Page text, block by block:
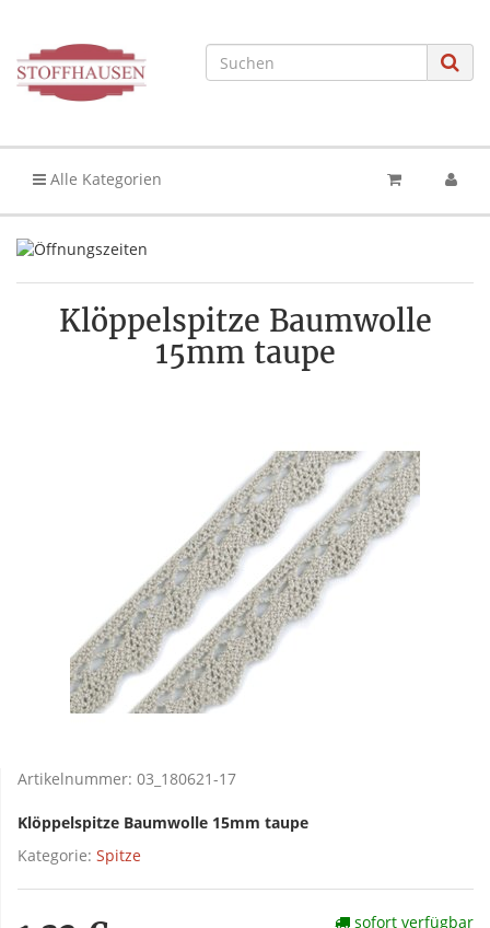
Alle Kategorien
Klöppelspitze Baumwolle
15mm taupe
Artikelnummer: 03_180621-17
Klöppelspitze Baumwolle 15mm taupe
Kategorie: Spitze
sofort verfügbar